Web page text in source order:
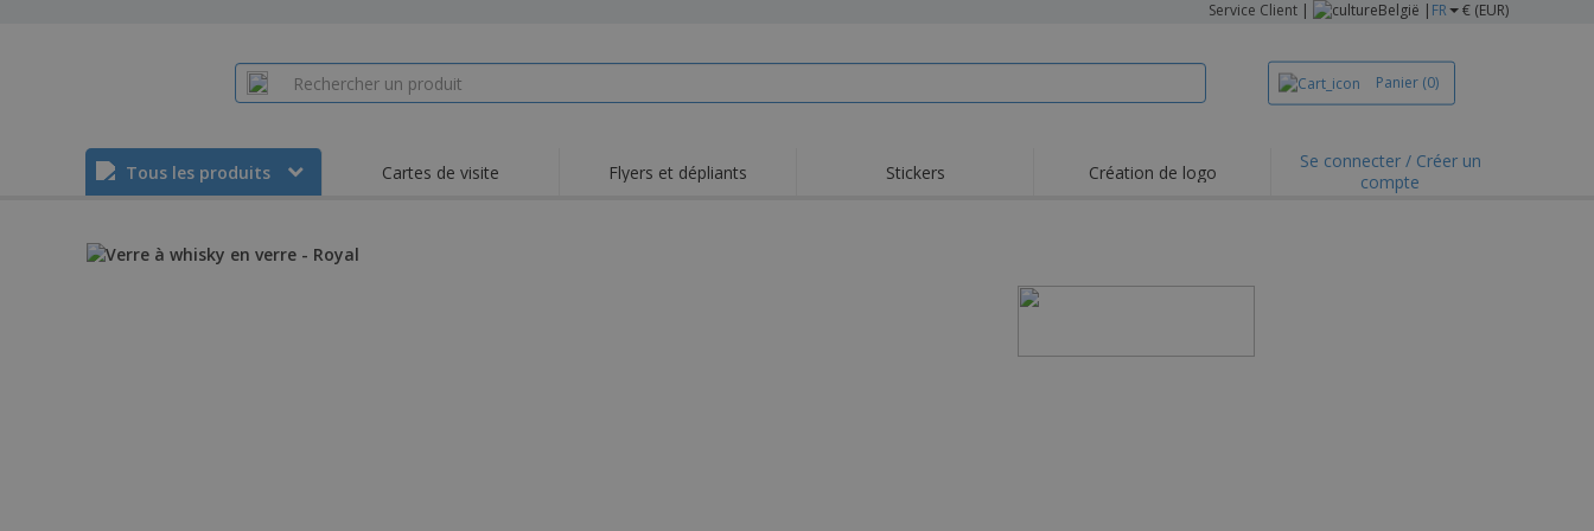
Service Client | België | FR € (EUR)
Panier (0)
Tous les produits Cartes de visite Flyers et dépliants Stickers Création de logo
Se connecter / Créer un
compte